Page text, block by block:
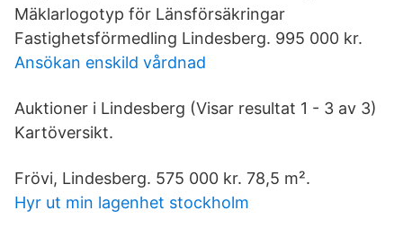
Mäklarlogotyp för Länsförsäkringar
Fastighetsförmedling Lindesberg. 995 000 kr.
Ansökan enskild vårdnad
Auktioner i Lindesberg (Visar resultat 1 - 3 av 3)
Kartöversikt.
Frövi, Lindesberg. 575 000 kr. 78,5 m².
Hyr ut min lagenhet stockholm